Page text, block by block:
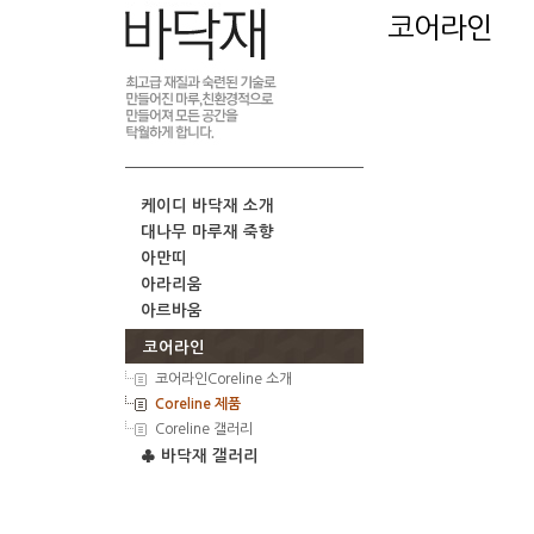
케이디 바닥재 소개
대나무 마루재 죽향
아만띠
아라리움
아르바움
코어라인
코어라인Coreline 소개
Coreline 제품
Coreline 갤러리
♣ 바닥재 갤러리
코어라인